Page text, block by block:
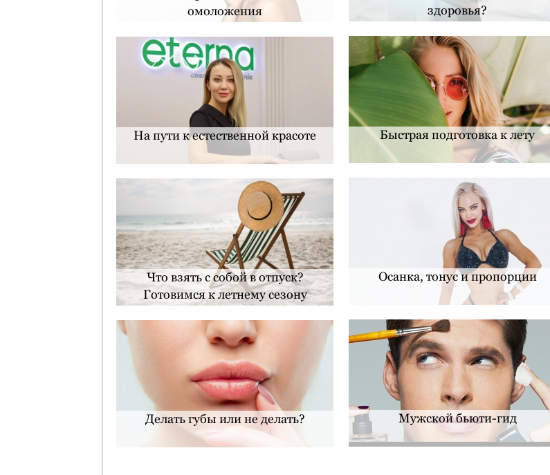
омоложения
здоровья?
На пути к естественной красоте Быстрая подготовка к лету
Что взять с собой в отпуск?
Готовимся к летнему сезону
Осанка, тонус и пропорции
Делать губы или не делать? Мужской бьюти-гид